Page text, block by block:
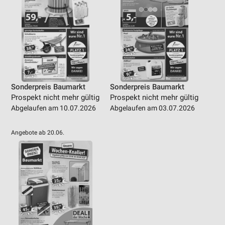
Sonderpreis Baumarkt
Prospekt nicht mehr gültig
Abgelaufen am 10.07.2026
Sonderpreis Baumarkt
Prospekt nicht mehr gültig
Abgelaufen am 03.07.2026
Angebote ab 20.06.